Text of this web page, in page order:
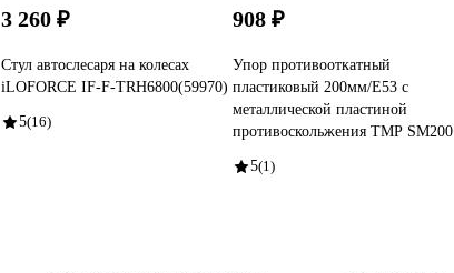
3 260 ₽
Стул автослесаря на колесах
iLOFORCE IF-F-TRH6800(59970)
5(16)
908 ₽
Упор противооткатный
пластиковый 200мм/E53 с
металлической пластиной
противоскольжения ТМР SM200
5(1)